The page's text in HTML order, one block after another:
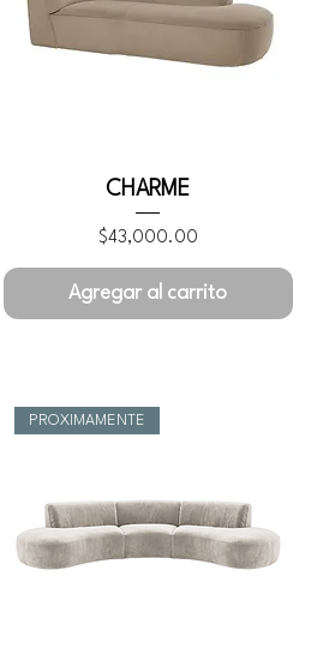
CHARME
Precio
$43,000.00
Agregar al carrito
PROXIMAMENTE